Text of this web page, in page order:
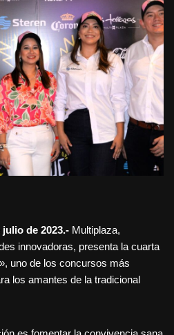
de 2023.- Multiplaza,
innovadoras, presenta la cuarta
uno de los concursos más
los amantes de la tradicional